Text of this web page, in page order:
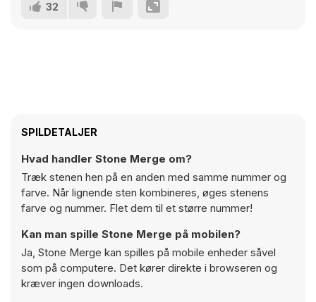
32
SPILDETALJER
Hvad handler Stone Merge om?
Træk stenen hen på en anden med samme nummer og
farve. Når lignende sten kombineres, øges stenens
farve og nummer. Flet dem til et større nummer!
Kan man spille Stone Merge på mobilen?
Ja, Stone Merge kan spilles på mobile enheder såvel
som på computere. Det kører direkte i browseren og
kræver ingen downloads.